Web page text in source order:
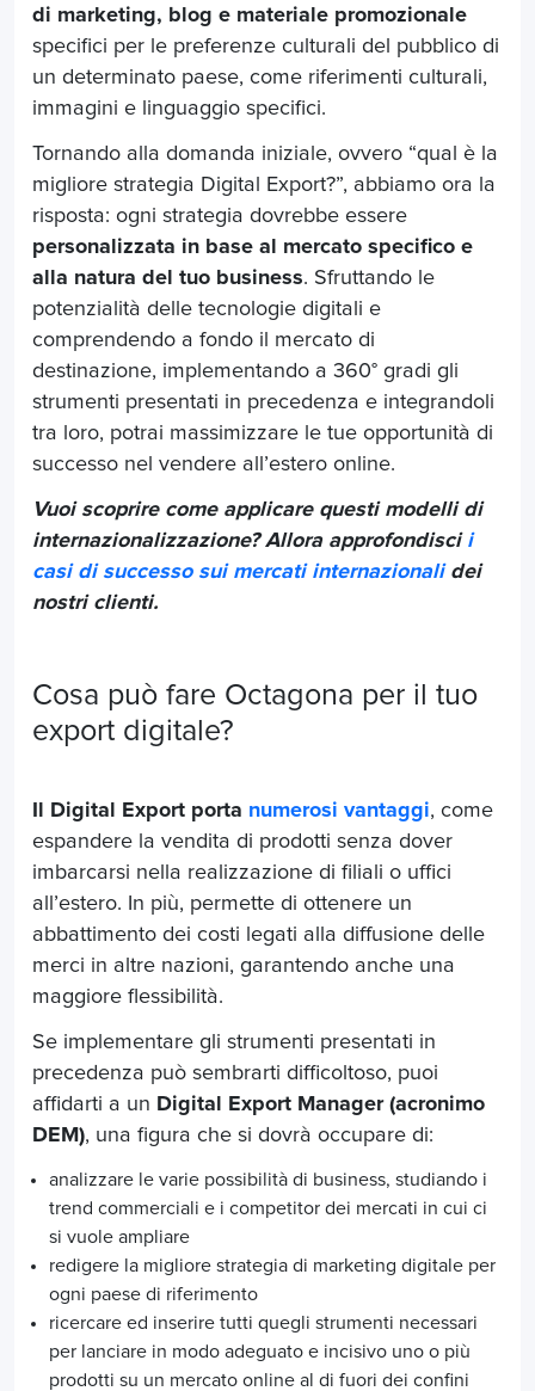
di marketing, blog e materiale promozionale
specifici per le preferenze culturali del pubblico di
un determinato paese, come riferimenti culturali,
immagini e linguaggio specifici.
Tornando alla domanda iniziale, ovvero “qual è la
migliore strategia Digital Export?”, abbiamo ora la
risposta: ogni strategia dovrebbe essere
personalizzata in base al mercato specifico e
alla natura del tuo business. Sfruttando le
potenzialità delle tecnologie digitali e
comprendendo a fondo il mercato di
destinazione, implementando a 360° gradi gli
strumenti presentati in precedenza e integrandoli
tra loro, potrai massimizzare le tue opportunità di
successo nel vendere all’estero online.
Vuoi scoprire come applicare questi modelli di
internazionalizzazione? Allora approfondisci i
casi di successo sui mercati internazionalidei
nostri clienti.
Cosa può fare Octagona per il tuo
export digitale?
Il Digital Export porta numerosi vantaggi, come
espandere la vendita di prodotti senza dover
imbarcarsi nella realizzazione di filiali o uffici
all’estero. In più, permette di ottenere un
abbattimento dei costi legati alla diffusione delle
merci in altre nazioni, garantendo anche una
maggiore flessibilità.
Se implementare gli strumenti presentati in
precedenza può sembrarti difficoltoso, puoi
affidarti a un Digital Export Manager (acronimo
DEM), una figura che si dovrà occupare di:
analizzare le varie possibilità di business, studiando i
trend commerciali e i competitor dei mercati in cui ci
si vuole ampliare
redigere la migliore strategia di marketing digitale per
ogni paese di riferimento
ricercare ed inserire tutti quegli strumenti necessari
per lanciare in modo adeguato e incisivo uno o più
prodotti su un mercato online al di fuori dei confini